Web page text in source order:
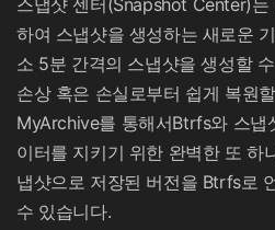
스냅샷 센터(Snapshot Center)
하여 스냅샷을 생성하는 새로운
소 5분 간격의 스냅샷을 생성할
손상 혹은 손실로부터 쉽게 복원
MyArchive를 통해서Btrfs와 스냅
이터를 지키기 위한 완벽한 또 하
냅샷으로 저장된 버전을 Btrfs로
수 있습니다.